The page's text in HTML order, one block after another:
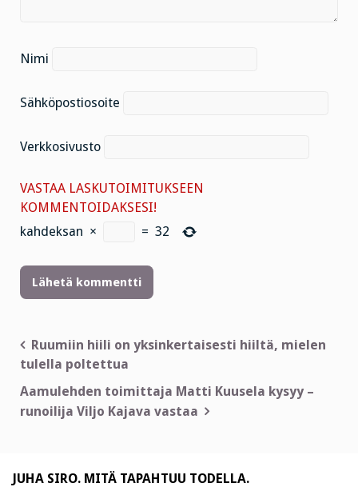
Nimi
Sähköpostiosoite
Verkkosivusto
VASTAA LASKUTOIMITUKSEEN
KOMMENTOIDAKSESI!
kahdeksan × = 32
Artikkelien
selaus
Ruumiin hiili on yksinkertaisesti hiiltä, mielen
tulella poltettua
Aamulehden toimittaja Matti Kuusela kysyy –
runoilija Viljo Kajava vastaa
JUHA SIRO. MITÄ TAPAHTUU TODELLA.